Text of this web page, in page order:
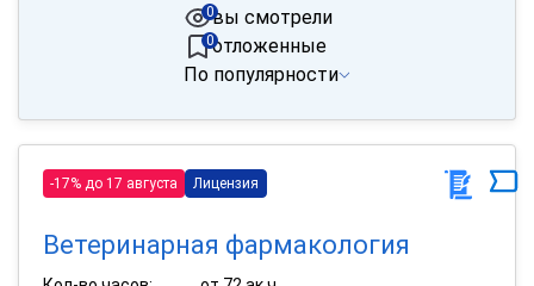
вы смотрели
0
отложенные
0
По популярности
-17% до 17 августа Лицензия
Ветеринарная фармакология